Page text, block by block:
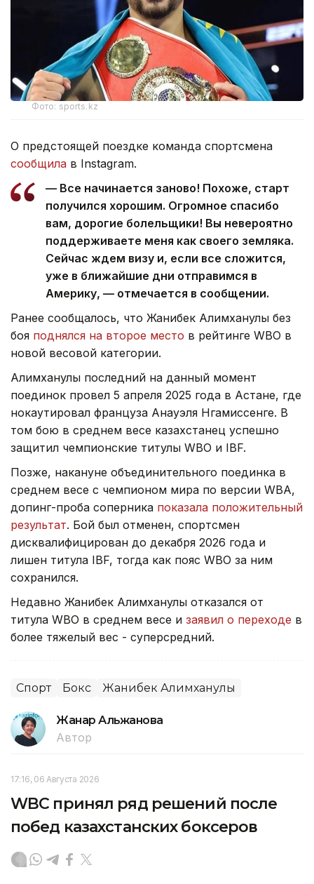
Фото: sports.kz
О предстоящей поездке команда спортсмена
сообщила в Instagram.
— Все начинается заново! Похоже, старт
получился хорошим. Огромное спасибо
вам, дорогие болельщики! Вы невероятно
поддерживаете меня как своего земляка.
Сейчас ждем визу и, если все сложится,
уже в ближайшие дни отправимся в
Америку, — отмечается в сообщении.
Ранее сообщалось, что Жанибек Алимханулы без
боя поднялся на второе место в рейтинге WBO в
новой весовой категории.
Алимханулы последний на данный момент
поединок провел 5 апреля 2025 года в Астане, где
нокаутировал француза Анауэля Нгамиссенге. В
том бою в среднем весе казахстанец успешно
защитил чемпионские титулы WBO и IBF.
Позже, накануне объединительного поединка в
среднем весе с чемпионом мира по версии WBA,
допинг-проба соперника показала положительный
результат. Бой был отменен, спортсмен
дисквалифицирован до декабря 2026 года и
лишен титула IBF, тогда как пояс WBO за ним
сохранился.
Недавно Жанибек Алимханулы отказался от
титула WBO в среднем весе и заявил о переходе в
более тяжелый вес - суперсредний.
Спорт Бокс Жанибек Алимханулы
Жанар Альжанова
Автор
17:16, 06 Августа 2026
WBC принял ряд решений после
побед казахстанских боксеров